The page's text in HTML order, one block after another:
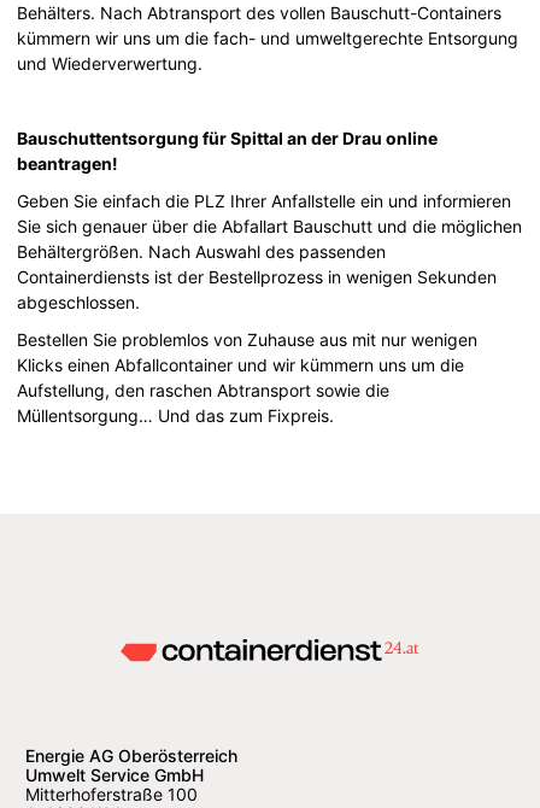
Behälters. Nach Abtransport des vollen Bauschutt-Containers
kümmern wir uns um die fach- und umweltgerechte Entsorgung
und Wiederverwertung.
Bauschuttentsorgung für Spittal an der Drau online
beantragen!
Geben Sie einfach die PLZ Ihrer Anfallstelle ein und informieren
Sie sich genauer über die Abfallart Bauschutt und die möglichen
Behältergrößen. Nach Auswahl des passenden
Containerdiensts ist der Bestellprozess in wenigen Sekunden
abgeschlossen.
Bestellen Sie problemlos von Zuhause aus mit nur wenigen
Klicks einen Abfallcontainer und wir kümmern uns um die
Aufstellung, den raschen Abtransport sowie die
Müllentsorgung… Und das zum Fixpreis.
Energie AG Oberösterreich
Umwelt Service GmbH
Mitterhoferstraße 100